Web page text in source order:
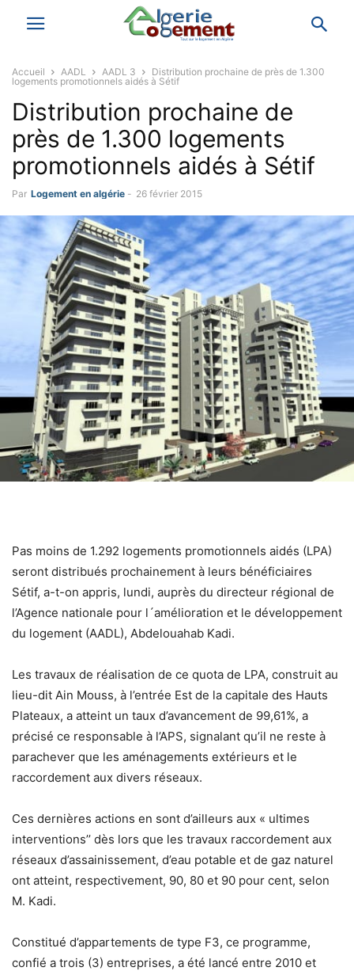
Accueil AADL AADL 3
Distribution prochaine de près de 1.300
logements promotionnels aidés à Sétif
Distribution prochaine de
près de 1.300 logements
promotionnels aidés à Sétif
Par Logement en algérie - 26 février 2015
Pas moins de 1.292 logements promotionnels aidés (LPA)
seront distribués prochainement à leurs bénéficiaires
Sétif, a-t-on appris, lundi, auprès du directeur régional de
l’Agence nationale pour l´amélioration et le développement
du logement (AADL), Abdelouahab Kadi.
Les travaux de réalisation de ce quota de LPA, construit au
lieu-dit Ain Mouss, à l’entrée Est de la capitale des Hauts
Plateaux, a atteint un taux d’avancement de 99,61%, a
précisé ce responsable à l’APS, signalant qu’il ne reste à
parachever que les aménagements extérieurs et le
raccordement aux divers réseaux.
Ces dernières actions en sont d’ailleurs aux « ultimes
interventions’’ dès lors que les travaux raccordement aux
réseaux d’assainissement, d’eau potable et de gaz naturel
ont atteint, respectivement, 90, 80 et 90 pour cent, selon
M. Kadi.
Constitué d’appartements de type F3, ce programme,
confié a trois (3) entreprises, a été lancé entre 2010 et